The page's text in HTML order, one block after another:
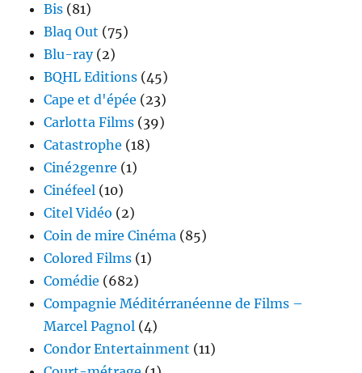
Bis (81)
Blaq Out (75)
Blu-ray(2)
BQHL Editions (45)
Cape et d'épée (23)
Carlotta Films (39)
Catastrophe (18)
Ciné2genre (1)
Cinéfeel (10)
Citel Vidéo (2)
Coin de mire Cinéma (85)
Colored Films (1)
Comédie (682)
Compagnie Méditérranéenne de Films –
Marcel Pagnol (4)
Condor Entertainment (11)